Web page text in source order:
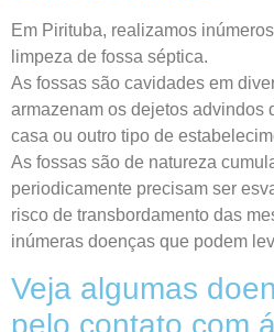
Em Pirituba, realizamos
limpeza de fossa séptica.
As fossas são cavidades em
armazenam os dejetos advindos
casa ou outro tipo de
As fossas são de natureza
periodicamente precisam ser
risco de transbordamento das
inúmeras doenças que podem
Veja algumas
pelo contato com